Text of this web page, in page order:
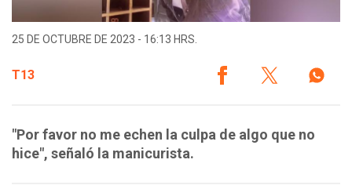
25 DE OCTUBRE DE 2023 - 16:13 HRS.
T13
"Por favor no me echen la culpa de algo que no
hice", señaló la manicurista.